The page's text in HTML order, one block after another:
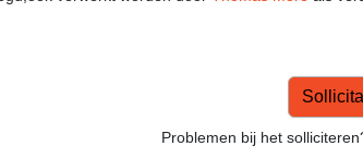
Problemen bij het